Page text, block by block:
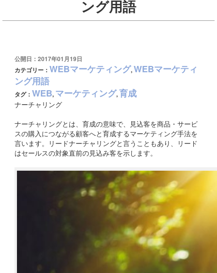
ング用語
公開日：2017年01月19日
カテゴリー： WEBマーケティング,WEBマーケティ
ング用語
タグ： WEB, マーケティング,育成
ナーチャリング
ナーチャリングとは、育成の意味で、見込客を商品・サービ
スの購入につながる顧客へと育成するマーケティング手法を
言います。リードナーチャリングと言うこともあり、リード
はセールスの対象直前の見込み客を示します。